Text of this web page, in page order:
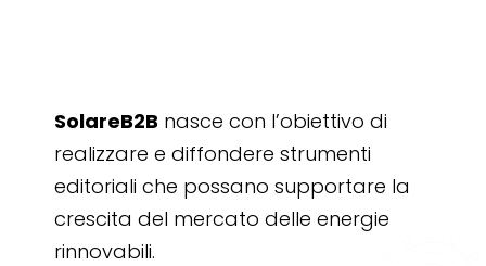
SolareB2B nasce con l’obiettivo di
realizzare e diffondere strumenti
editoriali che possano supportare la
crescita del mercato delle energie
rinnovabili.